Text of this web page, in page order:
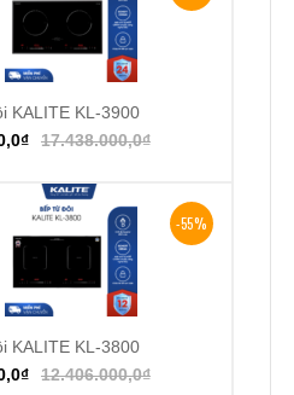
Thêm vào giỏ hàng
KALITE KL-3900
17.438.000,0₫
₫
-55%
Thêm vào giỏ hàng
KALITE KL-3800
12.406.000,0₫
₫